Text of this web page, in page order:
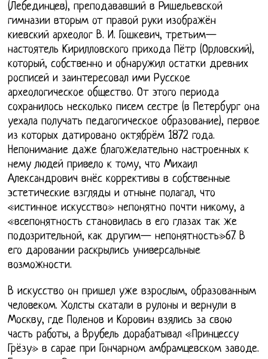
(Лебединцев), преподававший в Ришельевской
гимназии вторым от правой руки изображён
киевский археолог В. И. Гошкевич, третьим—
настоятель Кирилловского прихода Пётр (Орловский),
который, собственно и обнаружил остатки древних
росписей и заинтересовал ими Русское
археологическое общество. От этого периода
сохранилось несколько писем сестре (в Петербург она
уехала получать педагогическое образование), первое
из которых датировано октябрём 1872 года.
Непонимание даже благожелательно настроенных к
нему людей привело к тому, что Михаил
Александрович внёс коррективы в собственные
эстетические взгляды и отныне полагал, что
«истинное искусство» непонятно почти никому, а
«всепонятность становилась в его глазах так же
подозрительной, как другим— непонятность»67. В
его даровании раскрылись универсальные
возможности.
В искусство он пришел уже взрослым, образованным
человеком. Холсты скатали в рулоны и вернули в
Москву, где Поленов и Коровин взялись за свою
часть работы, а Врубель дорабатывал «Принцессу
Грёзу» в сарае при Гончарном амбрамцевском заводе.